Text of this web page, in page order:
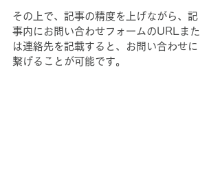
その上で、記事の精度を上げながら、記
事内にお問い合わせフォームのURLまた
は連絡先を記載すると、お問い合わせに
繋げることが可能です。